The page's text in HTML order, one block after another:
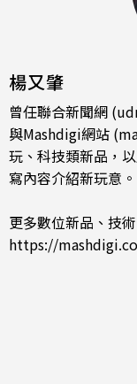
楊又肇
曾任聯合新聞網
與Mashdigi網站
玩、科技類新品，
寫內容介紹新玩意。
更多數位新品、技
https://